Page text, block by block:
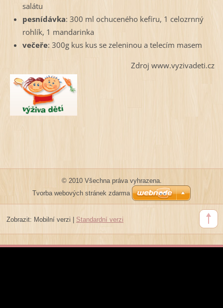
salátu
pesnídávka: 300 ml ochuceného kefíru, 1 celozrnný
rohlík, 1 mandarinka
večeře: 300g kus kus se zeleninou a telecím masem
Zdroj www.vyzivadeti.cz
© 2010 Všechna práva vyhrazena.
Tvorba webových stránek zdarma
Zobrazit: Mobilní verzi Standardní verzi